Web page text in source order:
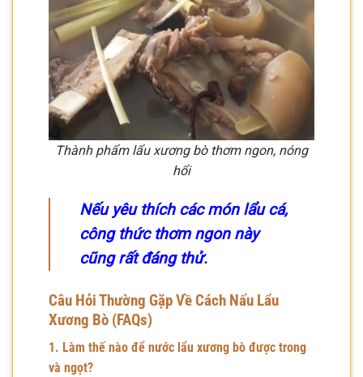
Thành phẩm lẩu xương bò thơm ngon, nóng
hổi
Nếu yêu thích các món lẩu cá,
công thức thơm ngon này
cũng rất đáng thử.
Câu Hỏi Thường Gặp Về Cách Nấu Lẩu
Xương Bò (FAQs)
1. Làm thế nào để nước lẩu xương bò được trong
và ngọt?